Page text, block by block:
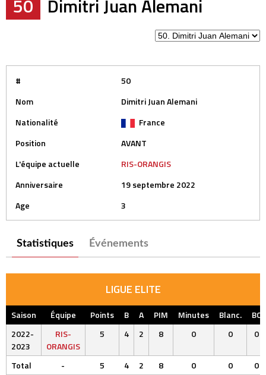
50 Dimitri Juan Alemani
#
50
Nom
Dimitri Juan Alemani
Nationalité
France
Position
AVANT
L'équipe actuelle
RIS-ORANGIS
Anniversaire
19 septembre 2022
Age
3
Statistiques Événements
LIGUE ELITE
Saison Équipe Points B A PIM Minutes Blanc.
BC
2022-
2023
RIS-
ORANGIS
5 4 2 8 0 0 0
Total - 5 4 2 8 0 0 0